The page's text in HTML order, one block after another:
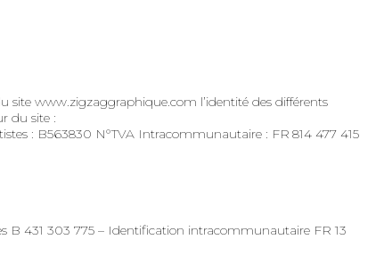
site www.zigzaggraphique.com l’identité des différents
du site :
: B563830 N°TVA Intracommunautaire : FR 814 477 415
B 431 303 775 – Identification intracommunautaire FR 13